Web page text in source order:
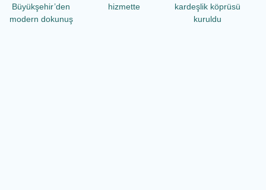
Büyükşehir’den
modern dokunuş
hizmette
kardeşlik köprüsü
kuruldu